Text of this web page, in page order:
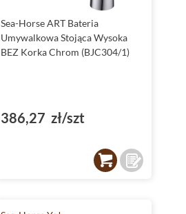
Sea-Horse ART Bateria
Umywalkowa Stojąca Wysoka
BEZ Korka Chrom (BJC304/1)
386,27 zł/szt